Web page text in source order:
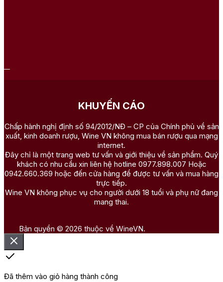
KHUYẾN CÁO
Chấp hành nghị định số 94/2012/NĐ – CP của Chính phủ về sản
xuất, kinh doanh rượu, Wine VN không mua bán rượu qua mạng
internet.
Đây chỉ là một trang web tư vấn và giới thiệu về sản phẩm. Quý
khách có nhu cầu xin liên hệ hotline 0977.898.007 Hoặc
0942.660.369 hoặc đến cửa hàng để được tư vấn và mua hàng
trực tiếp.
Wine VN không phục vụ cho người dưới 18 tuổi và phụ nữ đang
mang thai.
Bản quyền © 2026 thuộc về WineVN.
Đã thêm vào giỏ hàng thành công